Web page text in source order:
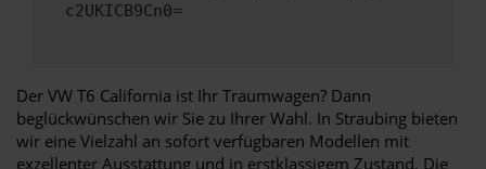
c2UKICB9Cn0=
Der VW T6 California ist Ihr Traumwagen? Dann
beglückwünschen wir Sie zu Ihrer Wahl. In Straubing bieten
wir eine Vielzahl an sofort verfügbaren Modellen mit
exzellenter Ausstattung und in erstklassigem Zustand. Die